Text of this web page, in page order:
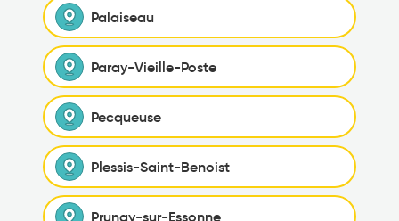
Palaiseau
Paray-Vieille-Poste
Pecqueuse
Plessis-Saint-Benoist
Prunay-sur-Essonne